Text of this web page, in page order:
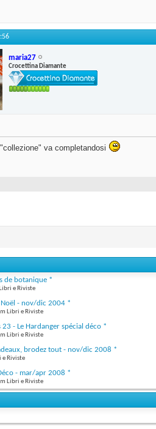
maria27
Crocettina Diamante
va completandosi
de botanique *
e Riviste
Noël - nov/dic 2004 *
Libri e Riviste
- Le Hardanger spécial déco *
Libri e Riviste
brodez tout - nov/dic 2008 *
e Riviste
- mar/apr 2008 *
Libri e Riviste